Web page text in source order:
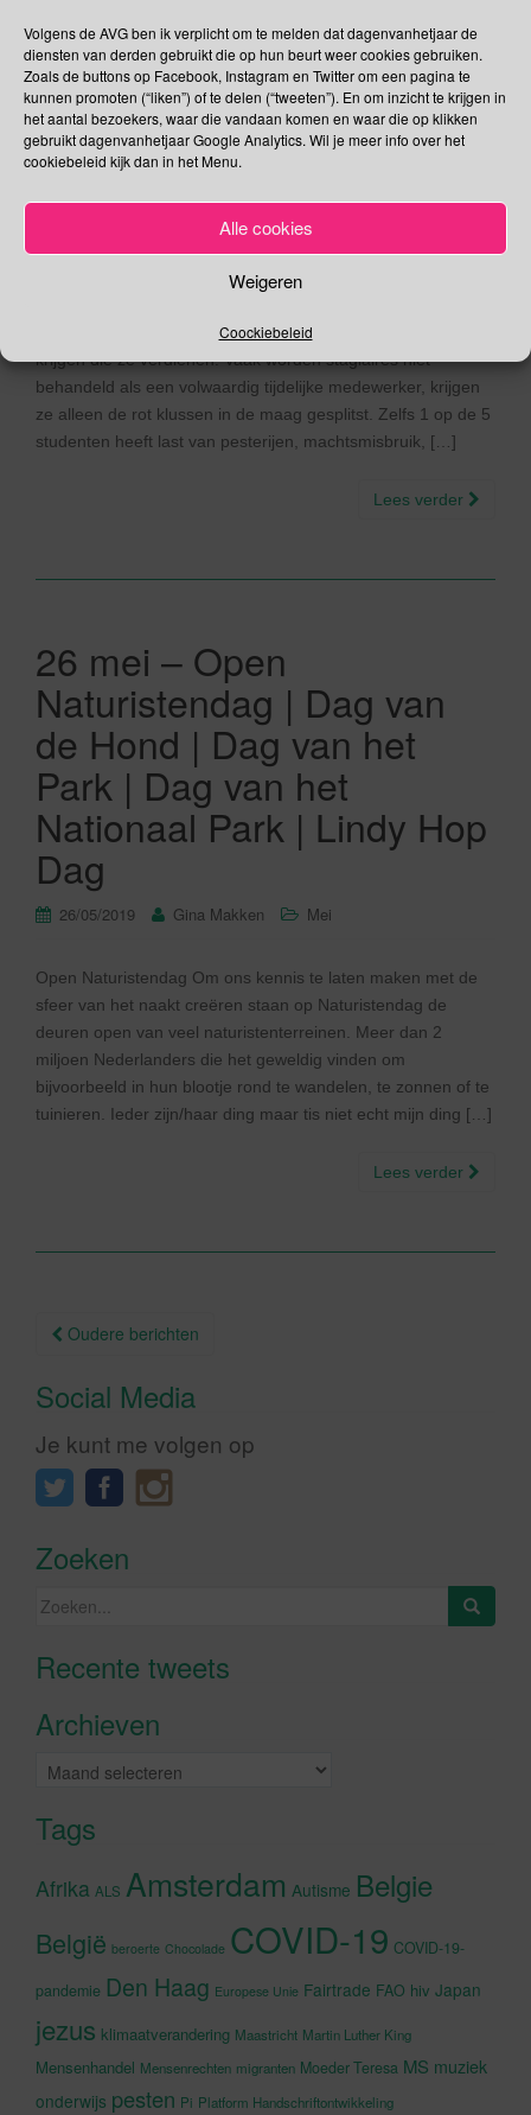
Volgens de AVG ben ik verplicht om te melden dat dagenvanhetjaar de
diensten van derden gebruikt die op hun beurt weer cookies gebruiken.
Zoals de buttons op Facebook, Instagram en Twitter om een pagina te
kunnen promoten (“liken”) of te delen (“tweeten”). En om inzicht te krijgen in
het aantal bezoekers, waar die vandaan komen en waar die op klikken
gebruikt dagenvanhetjaar Google Analytics. Wil je meer info over het
cookiebeleid kijk dan in het Menu.
Alle cookies
Weigeren
Coockiebeleid
26 mei – Dag van de
Stagiair | Wereld Lindy
Hop Dag | Wereld
Bedplasdag | Wereld
Roodharige Dag
Gina Makken Mei
StudentenBureau, vindt dat elke stagiair de waardering moet
krijgen die ze verdienen! Vaak worden stagiaires niet
behandeld als een volwaardig tijdelijke medewerker, krijgen
ze alleen de rot klussen in de maag gesplitst. Zelfs 1 op de 5
studenten heeft last van pesterijen, machtsmisbruik, […]
Lees verder
26 mei – Open
Naturistendag | Dag van
de Hond | Dag van het
Park | Dag van het
Nationaal Park | Lindy Hop
Dag
26/05/2019 Gina Makken Mei
Open Naturistendag Om ons kennis te laten maken met de
sfeer van het naakt creëren staan op Naturistendag de
deuren open van veel naturistenterreinen. Meer dan 2
miljoen Nederlanders die het geweldig vinden om
bijvoorbeeld in hun blootje rond te wandelen, te zonnen of te
tuinieren. Ieder zijn/haar ding maar tis niet echt mijn ding […]
Lees verder
Berichtnavigatie
Oudere berichten
Social Media
Je kunt me volgen op
Zoeken
Zoeken
Recente tweetsKlik om marketing cookies te
Archieven
Archieven
Tags
Afrika ALS Amsterdam Autisme Belgie
België beroerte Chocolade COVID-19 COVID-19-
pandemie Den Haag Europese Unie Fairtrade FAO hiv Japan
jezus klimaatverandering Maastricht Martin Luther King
Mensenhandel Mensenrechten migranten Moeder Teresa MS muziek
onderwijs pesten Pi Platform Handschriftontwikkeling